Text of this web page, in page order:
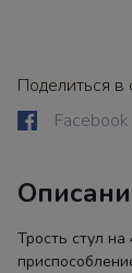
Поделиться в
Facebook
Трость стул